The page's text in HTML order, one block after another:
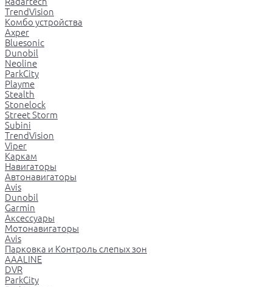
TrendVision
Комбо устройства
Axper
Bluesonic
Dunobil
Neoline
ParkCity
Playme
Stealth
Stonelock
Street Storm
Subini
TrendVision
Viper
Каркам
Навигаторы
Автонавигаторы
Avis
Dunobil
Garmin
Аксессуары
Мотонавигаторы
Avis
Парковка и Контроль слепых зон
AAALINE
DVR
ParkCity